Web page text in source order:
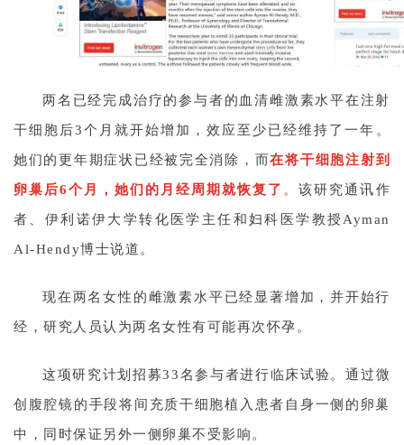
两名已经完成治疗的参与者的血清雌激素水平在注射
干细胞后3个月就开始增加，效应至少已经维持了一年。
她们的更年期症状已经被完全消除，而在将干细胞注射到
卵巢后6个月，她们的月经周期就恢复了 。该研究通讯作
者、伊利诺伊大学转化医学主任和妇科医学教授Ayman
Al-Hendy博士说道。
现在两名女性的雌激素水平已经显著增加，并开始行
经，研究人员认为两名女性有可能再次怀孕。
这项研究计划招募33名参与者进行临床试验。通过微
创腹腔镜的手段将间充质干细胞植入患者自身一侧的卵巢
中，同时保证另外一侧卵巢不受影响。